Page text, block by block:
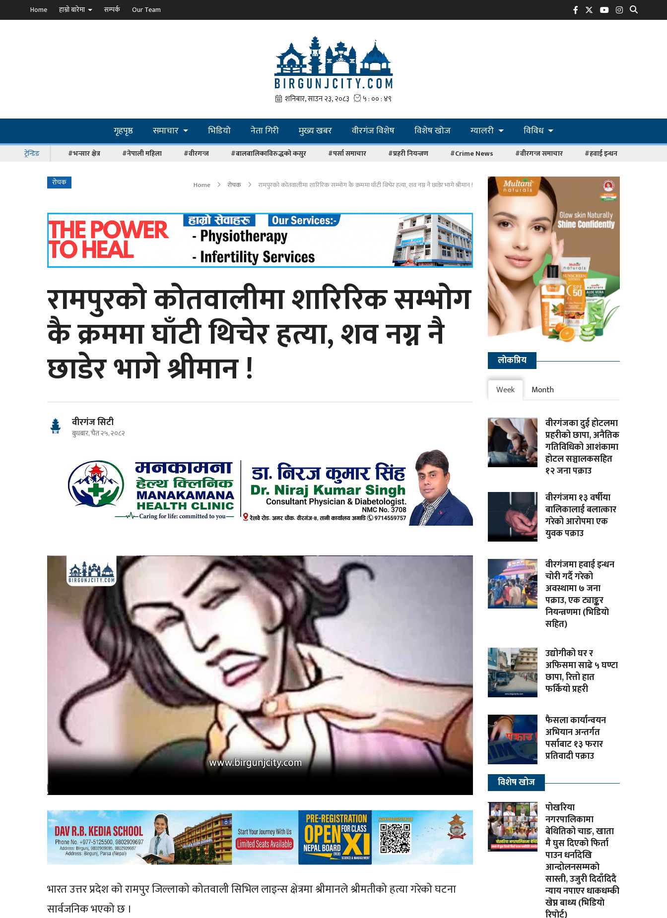
Home हाम्रो बारेमा सम्पर्क Our Team
गृहपृष्ठ समाचार भिडियो नेता गिरी मुख्य खबर वीरगंज विशेष विशेष खोज ग्यालरी विविध
ट्रेन्डिङ #भन्सार क्षेत्र #नेपाली महिला #वीरगन्ज #बालबालिकाविरुद्धको कसुर #पर्सा समाचार #प्रहरी नियन्त्रण #Crime News #वीरगन्ज समाचार #हवाई इन्धन
रोचक Home रोचक रामपुरको कोतवालीमा शारिरिक सम्भोग कै क्रममा घाँटी थिचेर हत्या, शव नग्न नै छाडेर भागे श्रीमान !
रामपुरको कोतवालीमा शारिरिक सम्भोग
कै क्रममा घाँटी थिचेर हत्या, शव नग्न नै
छाडेर भागे श्रीमान !
वीरगंज सिटी
बुधबार, चैत २५, २०८२
भारत उत्तर प्रदेश को रामपुर जिल्लाको कोतवाली सिभिल लाइन्स क्षेत्रमा श्रीमानले श्रीमतीको हत्या गरेको घटना
सार्वजनिक भएको छ ।
लाेकप्रिय
Week Month
वीरगंजका दुई होटलमा
प्रहरीको छापा, अनैतिक
गतिविधिको आशंकामा
होटल सञ्चालकसहित
१२ जना पक्राउ
वीरगंजमा १३ वर्षीया
बालिकालाई बलात्कार
गरेको आरोपमा एक
युवक पक्राउ
वीरगंजमा हवाई इन्धन
चोरी गर्दै गरेको
अवस्थामा ७ जना
पक्राउ, एक ट्याङ्कर
नियन्त्रणमा (भिडियाे
सहित)
उद्योगीको घर र
अफिसमा साढे ५ घण्टा
छापा, रित्तो हात
फर्कियो प्रहरी
फैसला कार्यान्वयन
अभियान अन्तर्गत
पर्साबाट १३ फरार
प्रतिवादी पक्राउ
विशेष खोज
पोखरिया
नगरपालिकामा
बेथितिको चाङ, खाता
मै घुस दिएको फिर्ता
पाउन धर्नादेखि
आन्दोलनसम्मकाे
सास्ती, उजुरी दिदाँदिदै
न्याय नपाएर धाकधम्की
खेप्न बाध्य (भिडियाे
रिपाेर्ट)